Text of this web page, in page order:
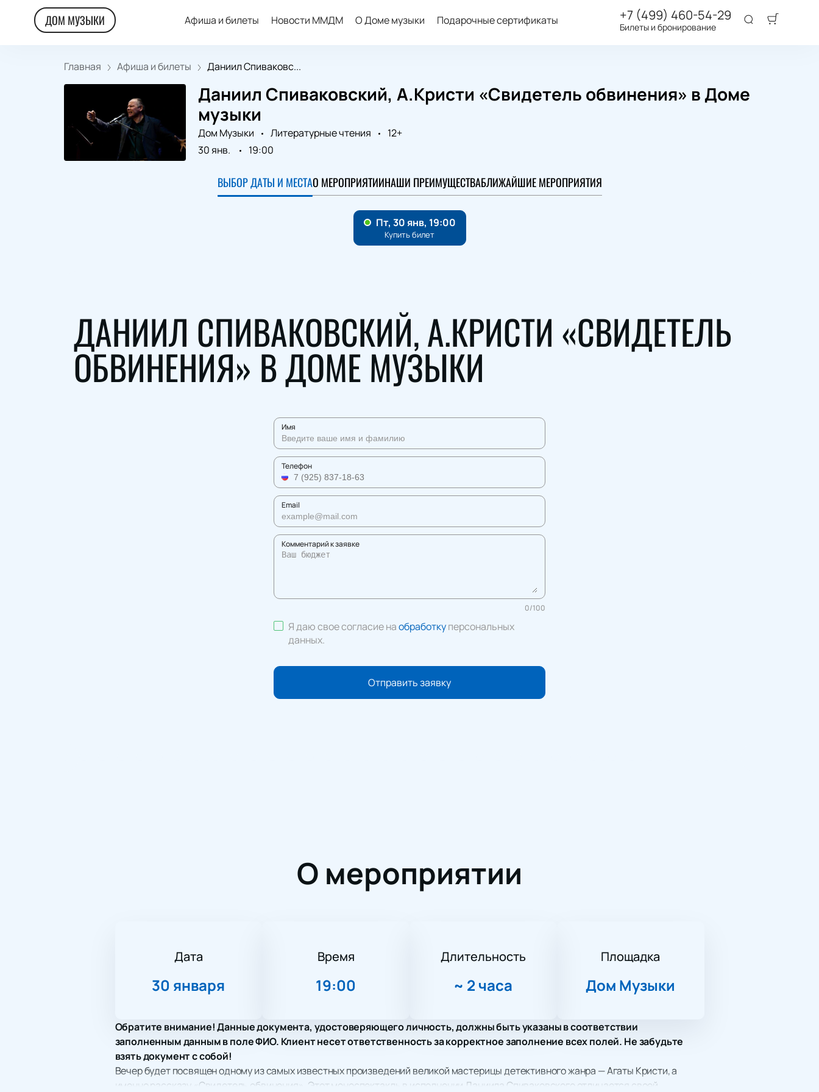
ДОМ МУЗЫКИ Афиша и билеты Новости ММДМ О Доме музыки Подарочные сертификаты +7 (499) 460-54-29
Билеты и бронирование
Главная Афиша и билеты Даниил Спиваковс...
Даниил Спиваковский, А.Кристи «Свидетель обвинения» в Доме
музыки
Дом Музыки Литературные чтения
12+
30 янв.
19:00
ВЫБОР ДАТЫ И МЕСТАО МЕРОПРИЯТИИНАШИ ПРЕИМУЩЕСТВАБЛИЖАЙШИЕ МЕРОПРИЯТИЯ
ДАНИИЛ СПИВАКОВСКИЙ, А.КРИСТИ «СВИДЕТЕЛЬ
ОБВИНЕНИЯ» В ДОМЕ МУЗЫКИ
Имя
Телефон
Email
Комментарий к заявке
0/100
Я даю свое согласие наобработкуперсональных
данных.
Отправить заявку
О мероприятии
Дата
30 января
Время
19:00
Длительность
~ 2 часа
Площадка
Дом Музыки
Обратите внимание! Данные документа, удостоверяющего личность, должны быть указаны в соответствии
заполненным данным в поле ФИО. Клиент несет ответственность за корректное заполнение всех полей. Не забудьте
взять документ с собой!
Вечер будет посвящен одному из самых известных произведений великой мастерицы детективного жанра — Агаты Кристи, а
именно рассказу «Свидетель обвинения». Этот моноспектакль в исполнении Даниила Спиваковского отличается своей